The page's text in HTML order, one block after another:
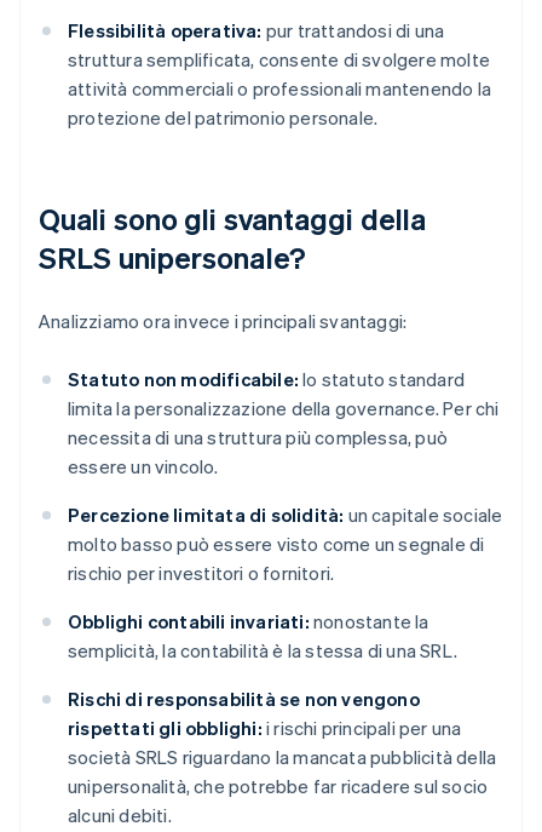
Flessibilità operativa: pur trattandosi di una
struttura semplificata, consente di svolgere molte
attività commerciali o professionali mantenendo la
protezione del patrimonio personale.
Quali sono gli svantaggi della
SRLS unipersonale?
Analizziamo ora invece i principali svantaggi:
Statuto non modificabile: lo statuto standard
limita la personalizzazione della governance. Per chi
necessita di una struttura più complessa, può
essere un vincolo.
Percezione limitata di solidità: un capitale sociale
molto basso può essere visto come un segnale di
rischio per investitori o fornitori.
Obblighi contabili invariati: nonostante la
semplicità, la contabilità è la stessa di una SRL.
Rischi di responsabilità se non vengono
rispettati gli obblighi: i rischi principali per una
società SRLS riguardano la mancata pubblicità della
unipersonalità, che potrebbe far ricadere sul socio
alcuni debiti.